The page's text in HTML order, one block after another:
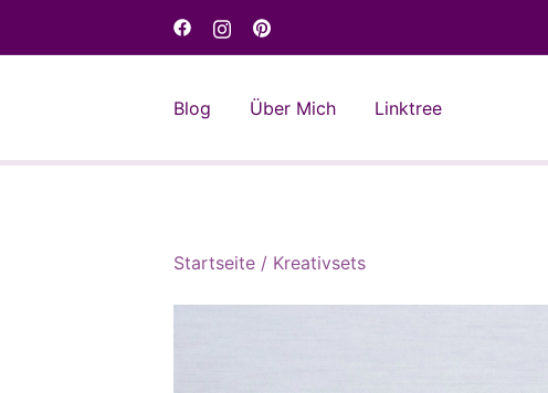
Blog Über Mich Linktree
Startseite / Kreativsets